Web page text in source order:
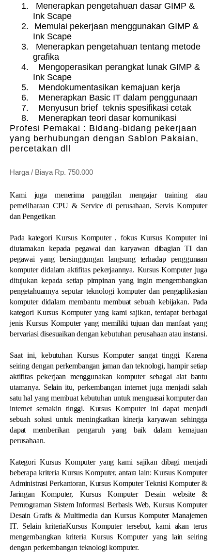
1.
Menerapkan pengetahuan dasar GIMP &
Ink Scape
2.
Memulai pekerjaan menggunakan GIMP &
Ink Scape
3.
Menerapkan pengetahuan tentang metode
grafika
4.
Mengoperasikan perangkat lunak GIMP &
Ink Scape
5.
Mendokumentasikan kemajuan kerja
6.
Menerapkan Basic IT dalam penggunaan
7.
Menyusun brief teknis spesifikasi cetak
8.
Menerapkan teori dasar komunikasi
Profesi Pemakai : Bidang-bidang pekerjaan
yang berhubungan dengan Sablon Pakaian,
percetakan dll
Harga / Biaya Rp. 750.000
Kami juga menerima panggilan mengajar training atau
pemeliharaan CPU & Service di perusahaan, Servis Komputer
dan Pengetikan
Pada kategori Kursus Komputer , fokus Kursus Komputer ini
diutamakan kepada pegawai dan karyawan dibagian TI dan
pegawai yang bersinggungan langsung terhadap penggunaan
komputer didalam aktifitas pekerjaannya. Kursus Komputer juga
ditujukan kepada setiap pimpinan yang ingin mengembangkan
pengetahuannya seputar teknologi komputer dan pengaplikasian
komputer didalam membantu membuat sebuah kebijakan. Pada
kategori Kursus Komputer yang kami sajikan, terdapat berbagai
jenis Kursus Komputer yang memiliki tujuan dan manfaat yang
bervariasi disesuaikan dengan kebutuhan perusahaan atau instansi.
Saat ini, kebutuhan Kursus Komputer sangat tinggi. Karena
seiring dengan perkembangan jaman dan teknologi, hampir setiap
aktifitas pekerjaan menggunakan komputer sebagai alat bantu
utamanya. Selain itu, perkembangan internet juga menjadi salah
satu hal yang membuat kebutuhan untuk menguasai komputer dan
internet semakin tinggi. Kursus Komputer ini dapat menjadi
sebuah solusi untuk meningkatkan kinerja karyawan sehingga
dapat memberikan pengaruh yang baik dalam kemajuan
perusahaan.
Kategori Kursus Komputer yang kami sajikan dibagi menjadi
beberapa kriteria Kursus Komputer, antara lain: Kursus Komputer
Administrasi Perkantoran, Kursus Komputer Teknisi Komputer &
Jaringan Komputer, Kursus Komputer Desain website &
Pemrograman Sistem Informasi Berbasis Web, Kursus Komputer
Desain Grafis & Multimedia dan Kursus Komputer Manajemen
IT. Selain kriteriaKursus Komputer tersebut, kami akan terus
mengembangkan kriteria Kursus Komputer yang lain seiring
dengan perkembangan teknologi komputer.